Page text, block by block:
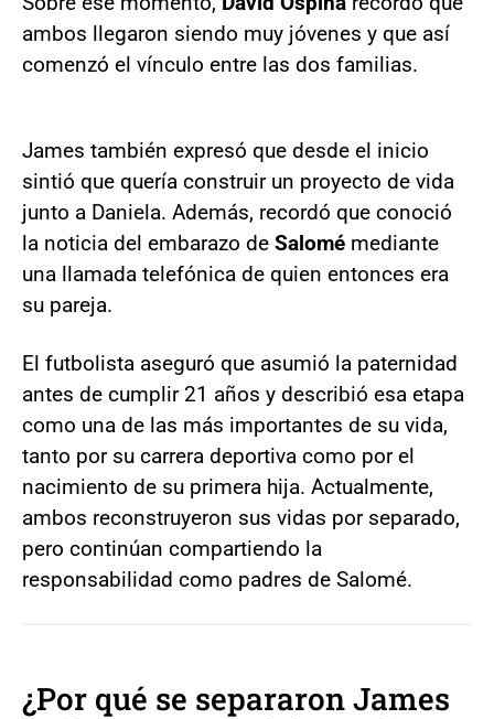
ambos llegaron siendo muy jóvenes y que así
comenzó el vínculo entre las dos familias.
James también expresó que desde el inicio
sintió que quería construir un proyecto de vida
junto a Daniela. Además, recordó que conoció
la noticia del embarazo de Salomé mediante
una llamada telefónica de quien entonces era
su pareja.
El futbolista aseguró que asumió la paternidad
antes de cumplir 21 años y describió esa etapa
como una de las más importantes de su vida,
tanto por su carrera deportiva como por el
nacimiento de su primera hija. Actualmente,
ambos reconstruyeron sus vidas por separado,
pero continúan compartiendo la
responsabilidad como padres de Salomé.
¿Por qué se separaron James